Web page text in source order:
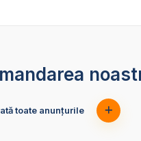
toate anunțurile